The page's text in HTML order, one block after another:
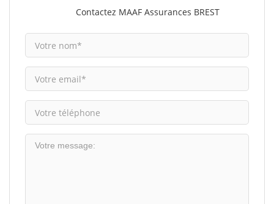
Contactez MAAF Assurances BREST